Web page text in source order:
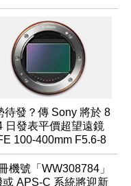
待發？傳 Sony 將於 8
日發表平價超望遠鏡
100-400mm F5.6-8
機號「WW308784」
APS-C 系統將迎新